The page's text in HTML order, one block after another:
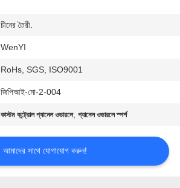
চীনের তৈরী.
WenYI
RoHs, SGS, ISO9001
জিপিআই-মো-2-004
কাস্টম কন্ট্রোল প্যানেল ওভারলে,প্যানেল ওভারলে স্পর্শ
আমাদের সাথে যোগাযোগ করুন!